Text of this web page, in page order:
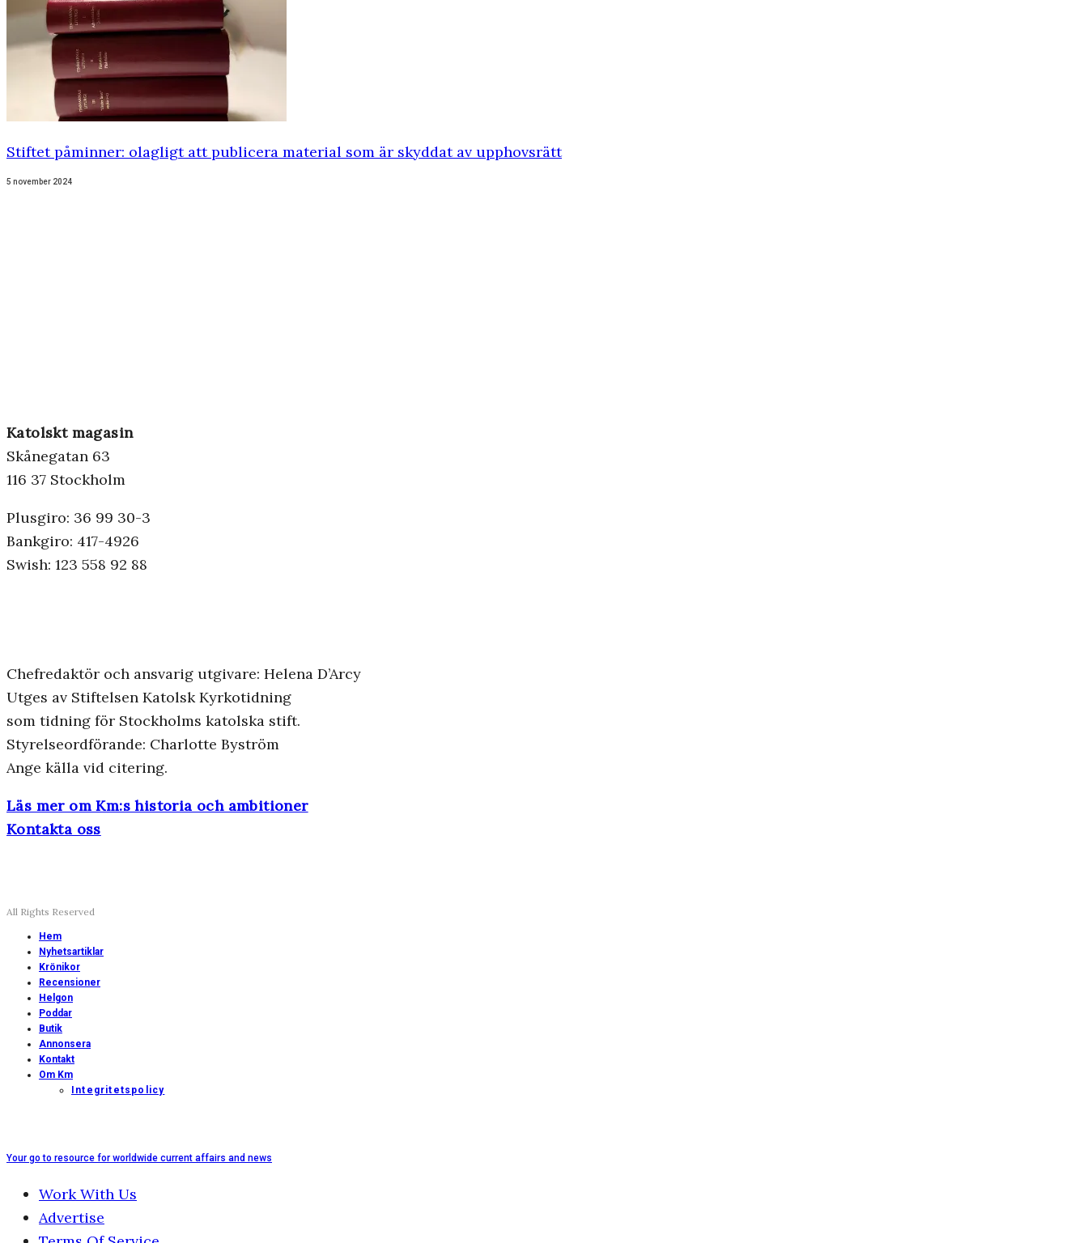
Stiftet påminner: olagligt att publicera material som är skyddat av upphovsrätt
5 november 2024
Katolskt magasin
Skånegatan 63
116 37 Stockholm
Plusgiro: 36 99 30-3
Bankgiro: 417-4926
Swish: 123 558 92 88
Chefredaktör och ansvarig utgivare: Helena D’Arcy
Utges av Stiftelsen Katolsk Kyrkotidning
som tidning för Stockholms katolska stift.
Styrelseordförande: Charlotte Byström
Ange källa vid citering.
Läs mer om Km:s historia och ambitioner
Kontakta oss
All Rights Reserved
Hem
Nyhetsartiklar
Krönikor
Recensioner
Helgon
Poddar
Butik
Annonsera
Kontakt
Om Km
Integritetspolicy
Your go to resource for worldwide current affairs and news
Work With Us
Advertise